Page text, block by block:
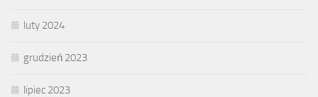
luty 2024
grudzień 2023
lipiec 2023